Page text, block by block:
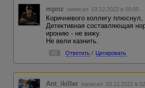
mpnz написал 03.12.2022 в 00:05
Коричневого коллегу
Детективная составляющая
иронию - не вижу.
Не вели казнить.
#8 Ответить / Цитировать
Ant_ikiller написал 03.12.2022 в